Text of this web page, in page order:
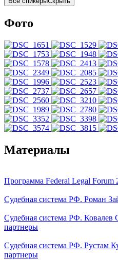
Фото
Материалы
Программа Federal Legal Forum
Судебная система РФ. Роман
Судебная система РФ. Ковалев
партнеры
Судебная система РФ. Рустам
партнеры